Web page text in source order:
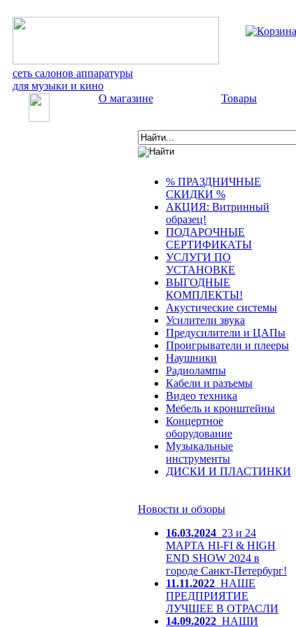
сеть салонов аппаратуры
для музыки и кино
О магазине Товары
% ПРАЗДНИЧНЫЕ
СКИДКИ %
АКЦИЯ: Витринный
образец!
ПОДАРОЧНЫЕ
СЕРТИФИКАТЫ
УСЛУГИ ПО
УСТАНОВКЕ
ВЫГОДНЫЕ
КОМПЛЕКТЫ!
Акустические системы
Усилители звука
Предусилители и ЦАПы
Проигрыватели и плееры
Наушники
Радиолампы
Кабели и разъемы
Видео техника
Мебель и кронштейны
Концертное
оборудование
Музыкальные
инструменты
ДИСКИ И ПЛАСТИНКИ
Новости и обзоры
16.03.2024 23 и 24
МАРТА HI-FI & HIGH
END SHOW 2024 в
городе Санкт-Петербург!
11.11.2022 НАШЕ
ПРЕДПРИЯТИЕ
ЛУЧШЕЕ В ОТРАСЛИ
14.09.2022 НАШИ